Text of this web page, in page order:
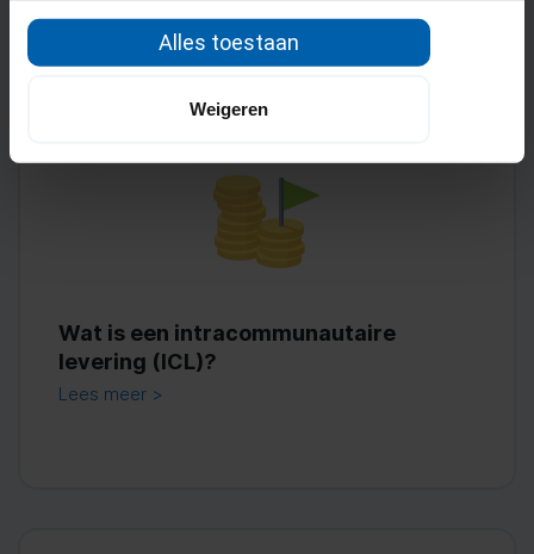
Alles toestaan
Weigeren
Wat is een intracommunautaire
levering (ICL)?
Lees meer >